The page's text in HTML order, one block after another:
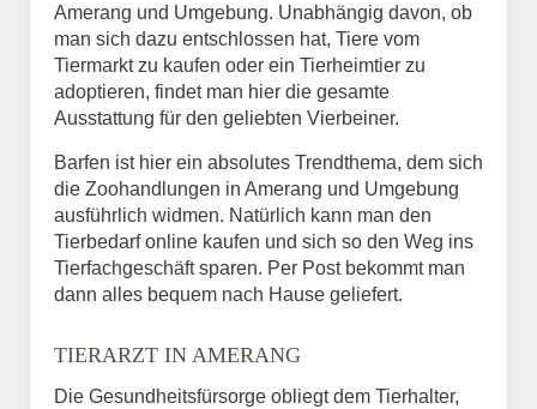
Amerang und Umgebung. Unabhängig davon, ob
man sich dazu entschlossen hat, Tiere vom
Tiermarkt zu kaufen oder ein Tierheimtier zu
adoptieren, findet man hier die gesamte
Ausstattung für den geliebten Vierbeiner.
Barfen ist hier ein absolutes Trendthema, dem sich
die Zoohandlungen in Amerang und Umgebung
ausführlich widmen. Natürlich kann man den
Tierbedarf online kaufen und sich so den Weg ins
Tierfachgeschäft sparen. Per Post bekommt man
dann alles bequem nach Hause geliefert.
TIERARZT IN AMERANG
Die Gesundheitsfürsorge obliegt dem Tierhalter,